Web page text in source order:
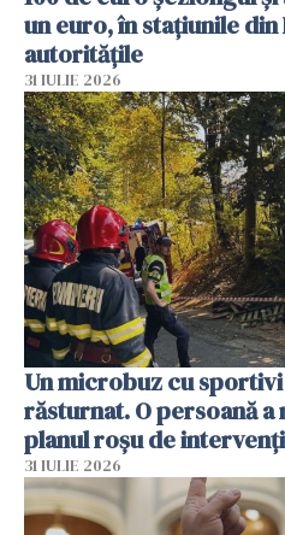
un euro, în stațiunile
autoritățile
31 IULIE 2026
Un microbuz cu sportivi
răsturnat. O persoană
planul roșu de
31 IULIE 2026